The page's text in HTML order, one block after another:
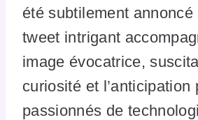
été subtilement annoncé
tweet intrigant
image évocatrice,
curiosité et l’anticipation
passionnés de